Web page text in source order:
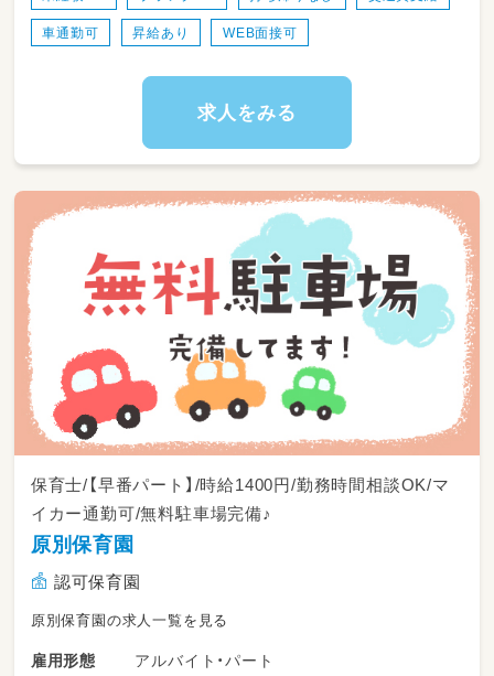
＜スケジュール例＞
07:30～登園
11:00～昼食
12:30～午睡(事務作業/ブレスチェック/休憩)
18:00～降園
車通勤可 昇給あり WEB面接可
求人をみる
保育士/【早番パート】/時給1400円/勤務時間相談OK/マ
イカー通勤可/無料駐車場完備♪
原別保育園
認可保育園
原別保育園の求人一覧を見る
雇用形態
アルバイト・パート